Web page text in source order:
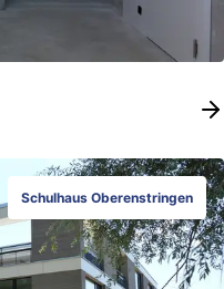
Schulhaus Oberenstringen